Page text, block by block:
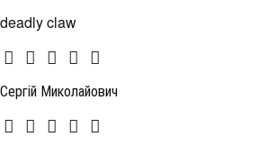
deadly claw
Сергій Миколайович